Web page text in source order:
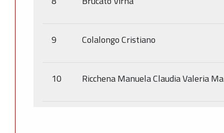
9 Colalongo Cristiano
10 Ricchena Manuela Claudia Valeria